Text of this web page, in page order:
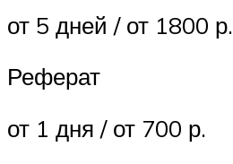
от 5 дней / от 1800 р.
Реферат
от 1 дня / от 700 р.